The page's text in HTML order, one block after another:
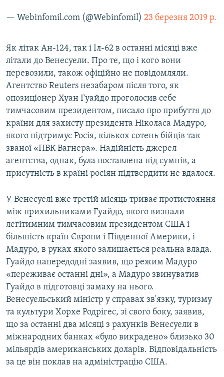
— Webinfomil.com (@Webinfomil) 23 березня 2019 р.
Як літак Ан-124, так і Іл-62 в останні місяці вже
літали до Венесуели. Про те, що і кого вони
перевозили, також офіційно не повідомляли.
Агентство Reuters незабаром після того, як
опозиціонер Хуан Гуайдо проголосив себе
тимчасовим президентом, писало про прибуття до
країни для захисту президента Ніколаса Мадуро,
якого підтримує Росія, кількох сотень бійців так
званої «ПВК Вагнера». Надійність джерел
агентства, однак, була поставлена під сумнів, а
присутність в країні росіян підтвердити не вдалося.
У Венесуелі вже третій місяць триває протистояння
між прихильниками Гуайдо, якого визнали
легітимним тимчасовим президентом США і
більшість країн Європи і Південної Америки, і
Мадуро, в руках якого залишається реальна влада.
Гуайдо напередодні заявив, що режим Мадуро
«переживає останні дні», а Мадуро звинуватив
Гуайдо в підготовці замаху на нього.
Венесуельський міністр у справах зв'язку, туризму
та культури Хорхе Родрігес, зі свого боку, заявив,
що за останні два місяці з рахунків Венесуели в
міжнародних банках «було викрадено» близько 30
мільярдів американських доларів. Відповідальність
за це він поклав на адміністрацію США.